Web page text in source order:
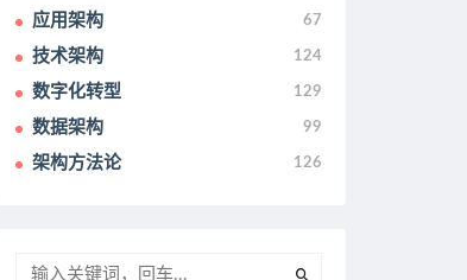
应用架构 67
技术架构 124
数字化转型 129
数据架构 99
架构方法论 126